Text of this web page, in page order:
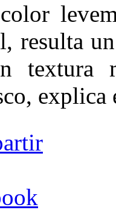
resulta
textura
explica